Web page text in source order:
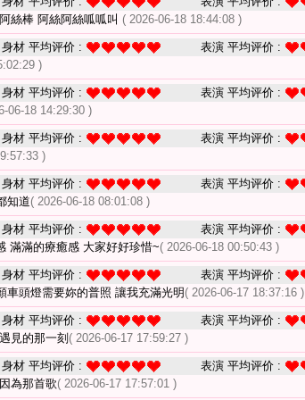
絲棒 阿絲阿絲呱呱叫 ( 2026-06-18 18:44:08 )
身材 平均评价 : 表演 平均评价 :
)
身材 平均评价 : 表演 平均评价 :
06-18 14:29:30 )
身材 平均评价 : 表演 平均评价 :
)
身材 平均评价 : 表演 平均评价 :
知道( 2026-06-18 08:01:08 )
身材 平均评价 : 表演 平均评价 :
滿滿的療癒感 大家好好珍惜~( 2026-06-18 00:50:43 )
身材 平均评价 : 表演 平均评价 :
頭燈需要妳的普照 讓我充滿光明 ( 2026-06-17 18:37:16 )
身材 平均评价 : 表演 平均评价 :
見的那一刻 ( 2026-06-17 17:59:27 )
身材 平均评价 : 表演 平均评价 :
為那首歌( 2026-06-17 17:57:01 )